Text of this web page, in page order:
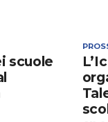
scuole